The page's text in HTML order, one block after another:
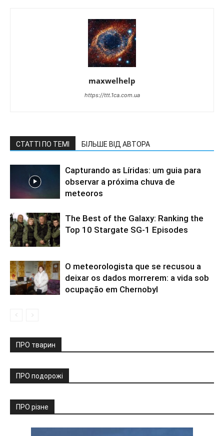
maxwelhelp
https://ttt.1ca.com.ua
СТАТТІ ПО ТЕМІ БІЛЬШЕ ВІД АВТОРА
Capturando as Líridas: um guia para
observar a próxima chuva de
meteoros
The Best of the Galaxy: Ranking the
Top 10 Stargate SG-1 Episodes
O meteorologista que se recusou a
deixar os dados morrerem: a vida sob
ocupação em Chernobyl
ПРО тварин
ПРО подорожі
ПРО різне